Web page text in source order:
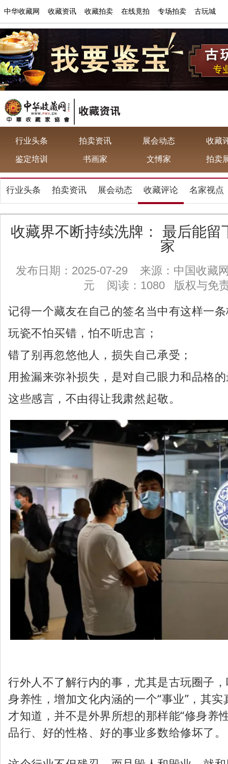
中华收藏网 收藏资讯 收藏拍卖 在线竟拍 专场拍卖 古玩城
行业头条 拍卖资讯 展会动态 收藏
鉴定培训 书画家 文愽家 拍卖
行业头条 拍卖资讯 展会动态 收藏评论 名家视点
收藏界不断持续洗牌： 最后能留
家
发布日期：2025-07-29 来源：中国收藏
元 阅读：1080 版权与免
记得一个藏友在自己的签名当中有这样一
玩瓷不怕买错，怕不听忠言；
错了别再忽悠他人，损失自己承受；
用捡漏来弥补损失，是对自己眼力和品格
这些感言，不由得让我肃然起敬。
行外人不了解行内的事，尤其是古玩圈子
身养性，增加文化内涵的一个“事业”，其
才知道，并不是外界所想的那样能“修身养
品行、好的性格、好的事业多数给修坏了。